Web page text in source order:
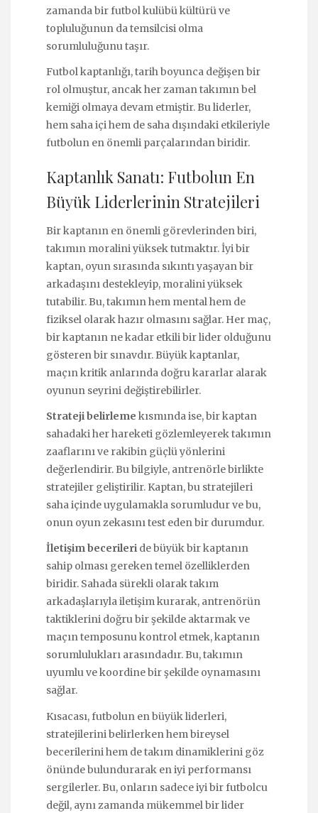
zamanda bir futbol kulübü kültürü ve
topluluğunun da temsilcisi olma
sorumluluğunu taşır.
Futbol kaptanlığı, tarih boyunca değişen bir
rol olmuştur, ancak her zaman takımın bel
kemiği olmaya devam etmiştir. Bu liderler,
hem saha içi hem de saha dışındaki etkileriyle
futbolun en önemli parçalarından biridir.
Kaptanlık Sanatı: Futbolun En
Büyük Liderlerinin Stratejileri
Bir kaptanın en önemli görevlerinden biri,
takımın moralini yüksek tutmaktır. İyi bir
kaptan, oyun sırasında sıkıntı yaşayan bir
arkadaşını destekleyip, moralini yüksek
tutabilir. Bu, takımın hem mental hem de
fiziksel olarak hazır olmasını sağlar. Her maç,
bir kaptanın ne kadar etkili bir lider olduğunu
gösteren bir sınavdır. Büyük kaptanlar,
maçın kritik anlarında doğru kararlar alarak
oyunun seyrini değiştirebilirler.
Strateji belirleme kısmında ise, bir kaptan
sahadaki her hareketi gözlemleyerek takımın
zaaflarını ve rakibin güçlü yönlerini
değerlendirir. Bu bilgiyle, antrenörle birlikte
stratejiler geliştirilir. Kaptan, bu stratejileri
saha içinde uygulamakla sorumludur ve bu,
onun oyun zekasını test eden bir durumdur.
İletişim becerileri de büyük bir kaptanın
sahip olması gereken temel özelliklerden
biridir. Sahada sürekli olarak takım
arkadaşlarıyla iletişim kurarak, antrenörün
taktiklerini doğru bir şekilde aktarmak ve
maçın temposunu kontrol etmek, kaptanın
sorumlulukları arasındadır. Bu, takımın
uyumlu ve koordine bir şekilde oynamasını
sağlar.
Kısacası, futbolun en büyük liderleri,
stratejilerini belirlerken hem bireysel
becerilerini hem de takım dinamiklerini göz
önünde bulundurarak en iyi performansı
sergilerler. Bu, onların sadece iyi bir futbolcu
değil, aynı zamanda mükemmel bir lider